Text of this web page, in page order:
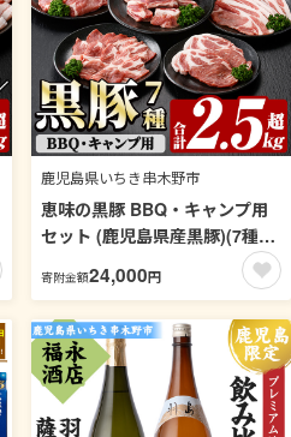
鹿児島県いちき串木野市
恵味の黒豚 BBQ・キャンプ用
セット (鹿児島県産黒豚)(7種・
合計2.5kg超) 豚 豚肉 肉 鹿児島
黒豚 肩ロース ロース ばら肉 バ
ラ肉 スペアリブ 切り落とし 小
間切れ バーベキュー 焼肉 キャ
ンプ 詰合せ 詰め合わせ 小分け
冷凍【西日本ベストパッカー】
【00-110-04】
寄附金額24,000円